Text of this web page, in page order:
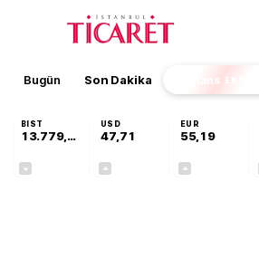
Bugün Son Dakika Finans
BIST
13.779,39
USD
47,71
EUR
55,19